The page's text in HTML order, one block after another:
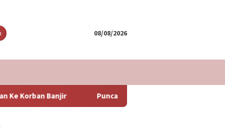
08/08/2026
Puncak Arus Balik Lebaran 2024 Diperkirakan Hari Minggu